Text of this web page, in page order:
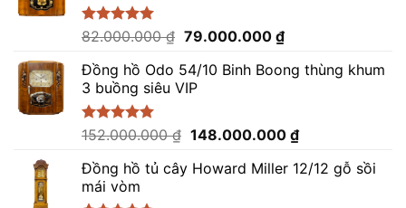
Được xếp
5 sao
82.000.000₫ Giá
là:
82.000.000 ₫.
79.000.000 ₫Giá
tại
Đồng hồ Odo 54/10 Binh Boong thùng khum
3 buồng siêu VIP
Được xếp
5 sao
152.000.000₫ Giá
là:
148.000.000 ₫Giá
tại
Đồng hồ tủ cây Howard Miller 12/12 gỗ sồi
mái vòm